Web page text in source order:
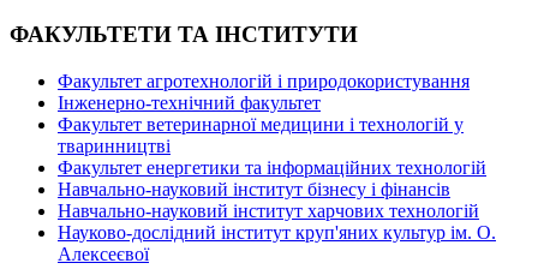
ФАКУЛЬТЕТИ ТА ІНСТИТУТИ
Факультет агротехнологій і природокористування
Інженерно-технічний факультет
Факультет ветеринарної медицини і технологій у
тваринництві
Факультет енергетики та інформаційних технологій
Навчально-науковий інститут бізнесу і фінансів
Навчально-науковий інститут харчових технологій
Науково-дослідний інститут круп'яних культур ім. О.
Алексеєвої